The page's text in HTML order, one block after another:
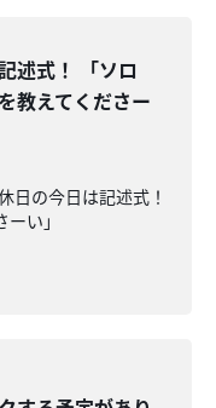
述式！ 「ソロ
えてくださー
日の今日は記述式！
い」